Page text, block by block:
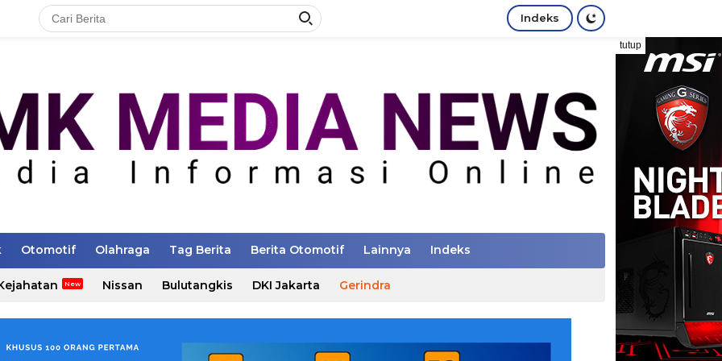
Indeks
tutup
Otomotif Olahraga Tag Berita Berita Otomotif Lainnya Indeks
Nissan Bulutangkis DKI Jakarta Gerindra